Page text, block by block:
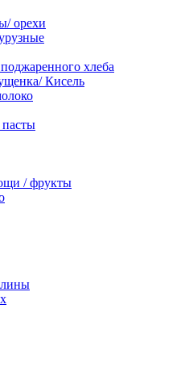
орехи
хлеба
Кисель
/ фрукты